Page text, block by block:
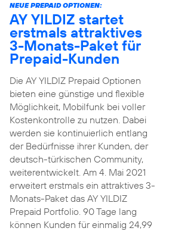
NEUE PREPAID OPTIONEN:
AY YILDIZ startet
erstmals attraktives
3-Monats-Paket für
Prepaid-Kunden
Die AY YILDIZ Prepaid Optionen
bieten eine günstige und flexible
Möglichkeit, Mobilfunk bei voller
Kostenkontrolle zu nutzen. Dabei
werden sie kontinuierlich entlang
der Bedürfnisse ihrer Kunden, der
deutsch-türkischen Community,
weiterentwickelt. Am 4. Mai 2021
erweitert erstmals ein attraktives 3-
Monats-Paket das AY YILDIZ
Prepaid Portfolio. 90 Tage lang
können Kunden für einmalig 24,99